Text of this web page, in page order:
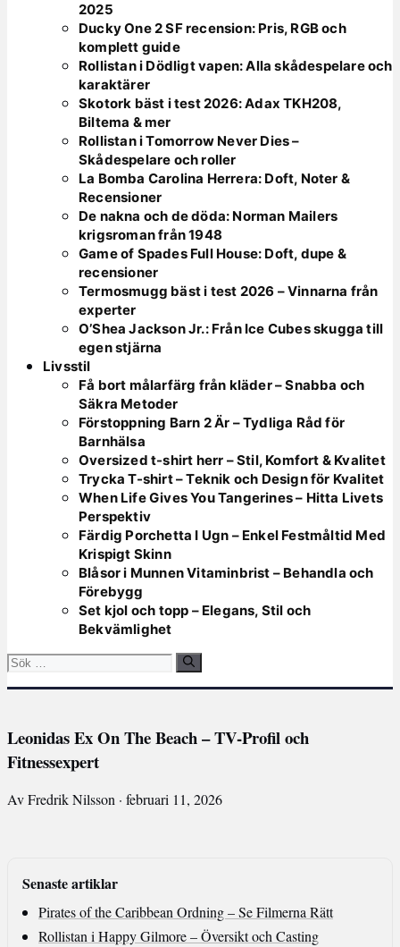
2025
Ducky One 2 SF recension: Pris, RGB och
komplett guide
Rollistan i Dödligt vapen: Alla skådespelare och
karaktärer
Skotork bäst i test 2026: Adax TKH208,
Biltema & mer
Rollistan i Tomorrow Never Dies –
Skådespelare och roller
La Bomba Carolina Herrera: Doft, Noter &
Recensioner
De nakna och de döda: Norman Mailers
krigsroman från 1948
Game of Spades Full House: Doft, dupe &
recensioner
Termosmugg bäst i test 2026 – Vinnarna från
experter
O’Shea Jackson Jr.: Från Ice Cubes skugga till
egen stjärna
Livsstil
Få bort målarfärg från kläder – Snabba och
Säkra Metoder
Förstoppning Barn 2 Är – Tydliga Råd för
Barnhälsa
Oversized t-shirt herr – Stil, Komfort & Kvalitet
Trycka T-shirt – Teknik och Design för Kvalitet
When Life Gives You Tangerines – Hitta Livets
Perspektiv
Färdig Porchetta I Ugn – Enkel Festmåltid Med
Krispigt Skinn
Blåsor i Munnen Vitaminbrist – Behandla och
Förebygg
Set kjol och topp – Elegans, Stil och
Bekvämlighet
Sök
Leonidas Ex On The Beach – TV-Profil och
Fitnessexpert
Av Fredrik Nilsson · februari 11, 2026
Senaste artiklar
Pirates of the Caribbean Ordning – Se Filmerna Rätt
Rollistan i Happy Gilmore – Översikt och Casting